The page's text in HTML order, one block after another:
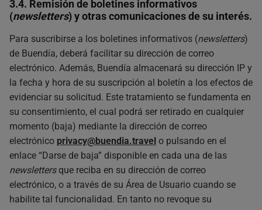
3.4. Remisión de boletines informativos
(newsletters) y otras comunicaciones de su interés.
Para suscribirse a los boletines informativos (newsletters)
de Buendía, deberá facilitar su dirección de correo
electrónico. Además, Buendía almacenará su dirección IP y
la fecha y hora de su suscripción al boletín a los efectos de
evidenciar su solicitud. Este tratamiento se fundamenta en
su consentimiento, el cual podrá ser retirado en cualquier
momento (baja) mediante la dirección de correo
electrónico privacy@buendia.travel o pulsando en el
enlace “Darse de baja” disponible en cada una de las
newslettersque reciba en su dirección de correo
electrónico, o a través de su Área de Usuario cuando se
habilite tal funcionalidad. En tanto no revoque su